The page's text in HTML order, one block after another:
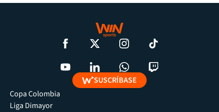
SUSCRÍBASE
Copa Colombia
Liga Dimayor